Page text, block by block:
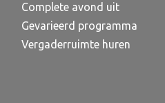
Complete avond uit
Gevarieerd programma
Vergaderruimte huren